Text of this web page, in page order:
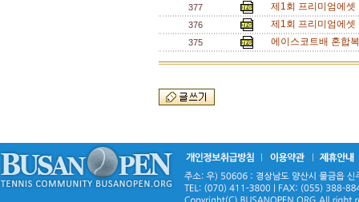
377 제1회 프리미엄에
376 제1회 프리미엄에
375 에이스코트배 혼합